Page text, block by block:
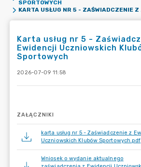
SPORTOWYCH
Karta usług nr 5 -
Ewidencji Uczniowskich
Sportowych
2026-07-09 11:58
ZAŁĄCZNIKI
karta usług nr 5 - Zaświadczenie z
Uczniowskich Klubów Sportowych.pdf
Wniosek o wydanie aktualnego